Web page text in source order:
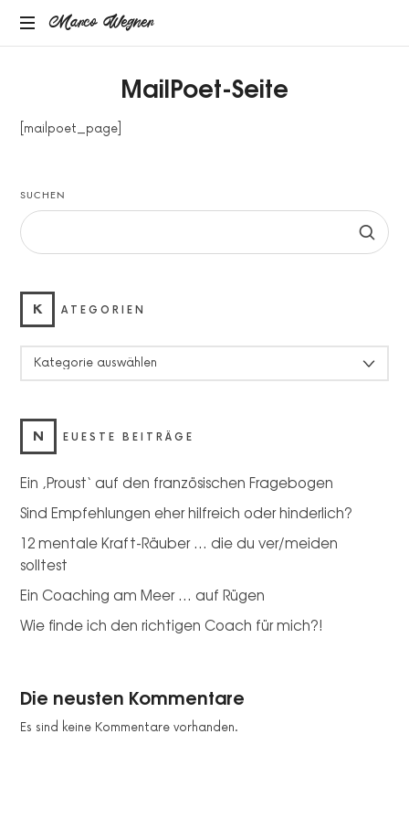
Marco
Marco Wegner
MailPoet-Seite
[mailpoet_page]
SUCHEN
K ATEGORIEN
N EUESTE BEITRÄGE
Ein ‚Proust‘ auf den französischen Fragebogen
Sind Empfehlungen eher hilfreich oder hinderlich?
12 mentale Kraft-Räuber … die du ver/meiden
solltest
Ein Coaching am Meer … auf Rügen
Wie finde ich den richtigen Coach für mich?!
Die neusten Kommentare
Es sind keine Kommentare vorhanden.